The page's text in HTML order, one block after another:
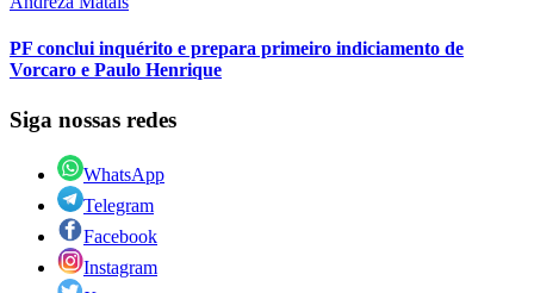
PF conclui inquérito e prepara primeiro indiciamento de
Vorcaro e Paulo Henrique
Siga nossas redes
WhatsApp
Telegram
Facebook
Instagram